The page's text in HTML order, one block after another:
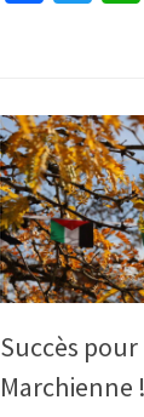
Succès
Marchienne